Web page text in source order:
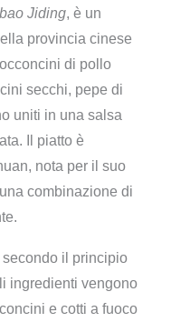
Jiding, è un
provincia cinese
di pollo
secchi, pepe di
uniti in una salsa
Il piatto è
nota per il suo
combinazione di
secondo il principio
ingredienti vengono
e cotti a fuoco